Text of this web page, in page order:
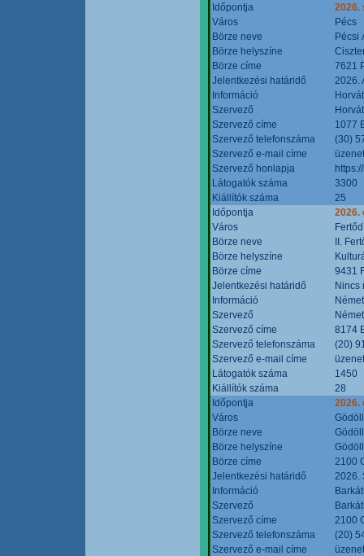
Időpontja
2026.
Város
Pécs
Börze neve
Pécsi
Börze helyszíne
Börze címe
7621
Jelentkezési határidő
2026.
Információ
Szervező
Szervező címe
1077
Szervező telefonszáma
(30)
Szervező e-mail címe
Szervező honlapja
Látogatók száma
3300
Kiállítók száma
25
Időpontja
2026.
Város
Fertőd
Börze neve
II.
Börze helyszíne
Börze címe
9431
Jelentkezési határidő
Nincs
Információ
Szervező
Szervező címe
8174
Szervező telefonszáma
(20)
Szervező e-mail címe
Látogatók száma
1450
Kiállítók száma
28
Időpontja
2026.
Város
Börze neve
Börze helyszíne
Börze címe
2100
Jelentkezési határidő
2026.
Információ
Szervező
Szervező címe
2100
Szervező telefonszáma
(20)
Szervező e-mail címe